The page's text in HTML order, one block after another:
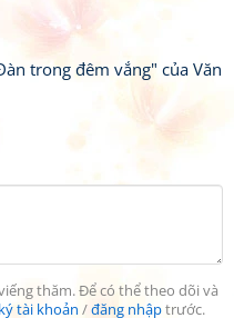
thăm. Để có thể theo dõi và
tài khoản /đăng nhậptrước.
trong đêm vắng" của Văn